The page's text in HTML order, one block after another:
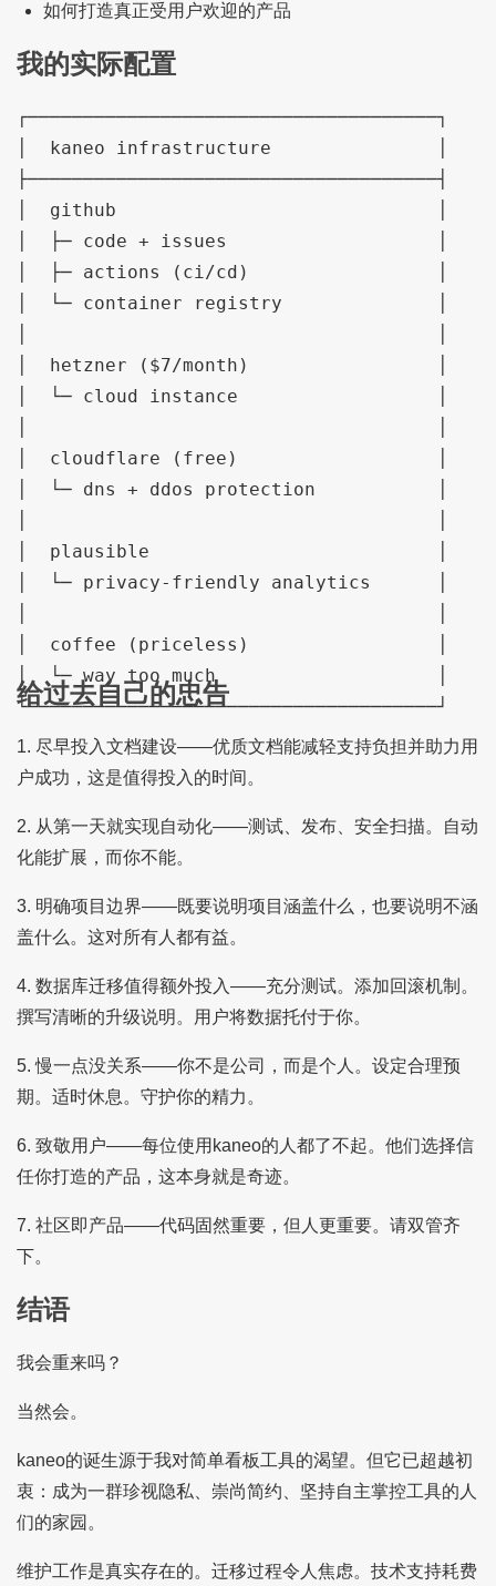
如何打造真正受用户欢迎的产品
我的实际配置
┌─────────────────────────────────────┐
│  kaneo infrastructure               │
├─────────────────────────────────────┤
│  github                             │
│  ├─ code + issues                   │
│  ├─ actions (ci/cd)                 │
│  └─ container registry              │
│  hetzner ($7/month)                 │
│  └─ cloud instance                  │
│  cloudflare (free)                  │
│  └─ dns + ddos protection           │
│  plausible                          │
│  └─ privacy-friendly analytics      │
│  coffee (priceless)                 │
│  └─ way too much                    │
给过去自己的忠告
1. 尽早投入文档建设——优质文档能减轻支持负担并助力用
户成功，这是值得投入的时间。
2. 从第一天就实现自动化——测试、发布、安全扫描。自动
化能扩展，而你不能。
3. 明确项目边界——既要说明项目涵盖什么，也要说明不涵
盖什么。这对所有人都有益。
4. 数据库迁移值得额外投入——充分测试。添加回滚机制。
撰写清晰的升级说明。用户将数据托付于你。
5. 慢一点没关系——你不是公司，而是个人。设定合理预
期。适时休息。守护你的精力。
6. 致敬用户——每位使用kaneo的人都了不起。他们选择信
任你打造的产品，这本身就是奇迹。
7. 社区即产品——代码固然重要，但人更重要。请双管齐
下。
结语
我会重来吗？
当然会。
kaneo的诞生源于我对简单看板工具的渴望。但它已超越初
衷：成为一群珍视隐私、崇尚简约、坚持自主掌控工具的人
们的家园。
维护工作是真实存在的。迁移过程令人焦虑。技术支持耗费